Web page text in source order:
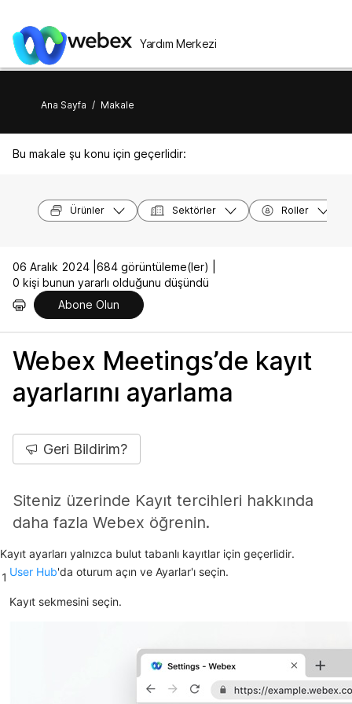
Yardım Merkezi
Ana Sayfa / Makale
Bu makale şu konu için geçerlidir:
Ürünler Sektörler Roller
06 Aralık 2024 | 684 görüntüleme(ler) |
0 kişi bunun yararlı olduğunu düşündü
Abone Olun
Webex Meetings’de kayıt
ayarlarını ayarlama
Geri Bildirim?
Siteniz üzerinde Kayıt tercihleri hakkında
daha fazla Webex öğrenin.
Kayıt ayarları yalnızca bulut tabanlı kayıtlar için geçerlidir.
1 User Hub'da oturum açın ve Ayarlar'ı seçin.
Kayıt sekmesini seçin.